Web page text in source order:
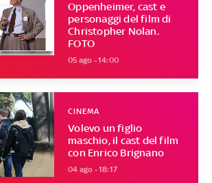
Oppenheimer, cast e
personaggi del film di
Christopher Nolan.
FOTO
05 ago - 14:00
Volevo un figlio
maschio, il cast del film
con Enrico Brignano
CINEMA
04 ago - 18:17